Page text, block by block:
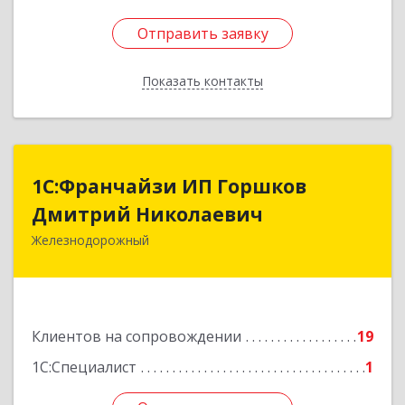
Отправить заявку
Показать контакты
Отправить заявку
Назад
1С:Франчайзи ИП Горшков
Дмитрий Николаевич
Железнодорожный
Клиентов на сопровождении
19
1С:Специалист
1
1С:Франчайзи ИП Горшков
Дмитрий Николаевич
143980, Московская обл, Железнодорожный г,